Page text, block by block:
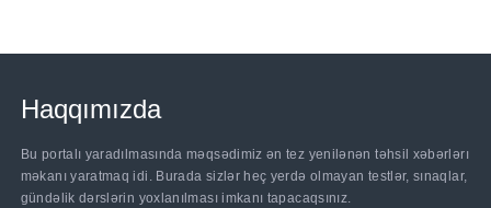
Haqqımızda
Bu portalı yaradılmasında məqsədimiz ən tez yenilənən təhsil xəbərlərı
məkanı yaratmaq idi. Burada sizlər heç yerdə olmayan testlər, sınaqlar,
gündəlik dərslərin yoxlanılması imkanı tapacaqsınız.